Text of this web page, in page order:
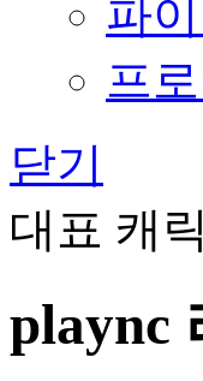
파
프
닫기
대표 캐
plaync